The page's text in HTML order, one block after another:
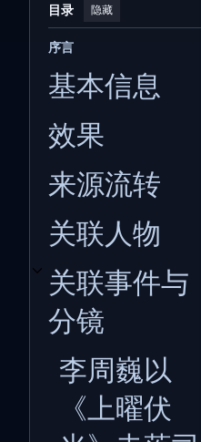
目录 隐藏
序言
基本信息
效果
来源流转
关联人物
关联事件与
分镜
开关关联事件与分镜子章节
李周巍以
《上曜伏